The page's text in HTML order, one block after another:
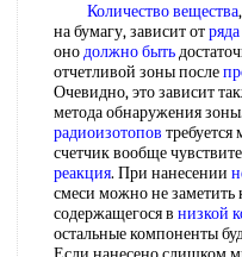
Количество вещества
на бумагу, зависит от
онодолжно быть
отчетливой зоны после
Очевидно, это зависит
метода обнаружения
радиоизотопов
счетчик вообще
реакция. При нанесении
смеси можно не заметить
содержащегося в низкой
остальные компоненты